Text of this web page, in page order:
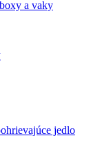
a vaky
jedlo